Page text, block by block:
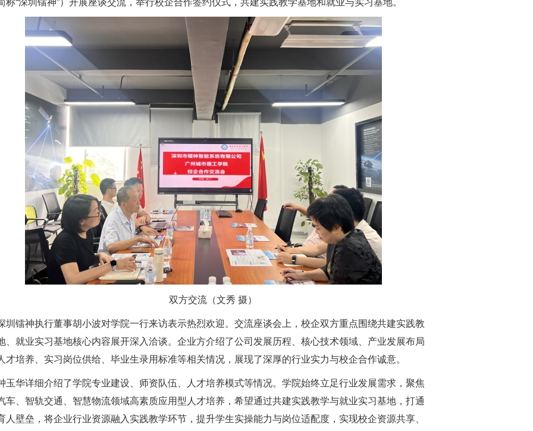
双方交流（文秀 摄）
圳镭神执行董事胡小波对学院一行来访表示热烈欢迎。交流座谈会上，校企双方重点围绕共建实践教
、就业实习基地核心内容展开深入洽谈。企业方介绍了公司发展历程、核心技术领域、产业发展布局
才培养、实习岗位供给、毕业生录用标准等相关情况，展现了深厚的行业实力与校企合作诚意。
玉华详细介绍了学院专业建设、师资队伍、人才培养模式等情况。学院始终立足行业发展需求，聚焦
车、智轨交通、智慧物流领域高素质应用型人才培养，希望通过共建实践教学与就业实习基地，打通
人壁垒，将企业行业资源融入实践教学环节，提升学生实操能力与岗位适配度，实现校企资源共享、